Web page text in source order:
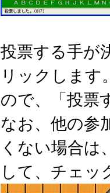
投票する手が
リックします
ので、「投票
なお、他の参
くない場合は
して、チェッ